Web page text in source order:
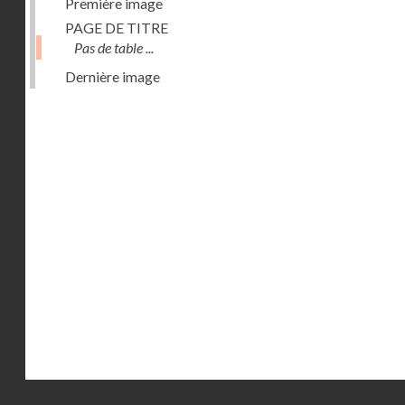
PAGE DE TITRE
Pas de table ...
Dernière image